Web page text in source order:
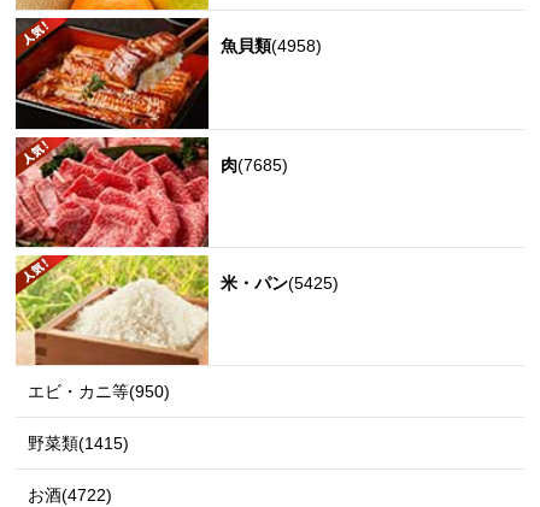
魚貝類(4958)
肉(7685)
米・パン(5425)
エビ・カニ等(950)
野菜類(1415)
お酒(4722)